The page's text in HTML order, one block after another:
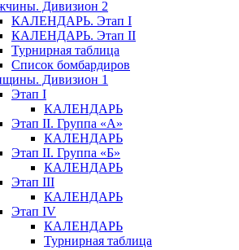
Дивизион 2
КАЛЕНДАРЬ. Этап I
КАЛЕНДАРЬ. Этап II
Турнирная таблица
Список бомбардиров
Дивизион 1
Этап I
КАЛЕНДАРЬ
Этап II. Группа «А»
КАЛЕНДАРЬ
Этап II. Группа «Б»
КАЛЕНДАРЬ
Этап III
КАЛЕНДАРЬ
Этап IV
КАЛЕНДАРЬ
Турнирная таблица